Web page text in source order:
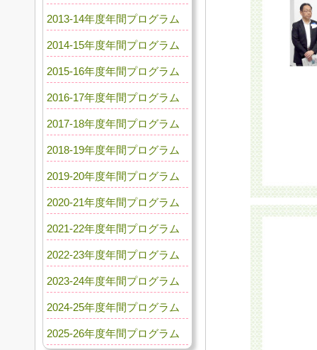
2013-14年度年間プログラム
2014-15年度年間プログラム
2015-16年度年間プログラム
2016-17年度年間プログラム
2017-18年度年間プログラム
2018-19年度年間プログラム
2019-20年度年間プログラム
2020-21年度年間プログラム
2021-22年度年間プログラム
2022-23年度年間プログラム
2023-24年度年間プログラム
2024-25年度年間プログラム
2025-26年度年間プログラム